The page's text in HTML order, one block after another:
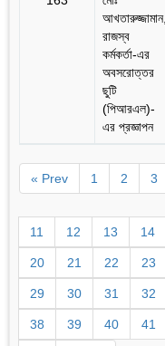
আখতারুজ্জামান,
রাজস্ব
কর্মকর্তা-এর
অবসরোত্তর
ছুটি
(পিআরএল)-
এর প্রজ্ঞাপন
« Prev 1 2 3
11 12 13 14
20 21 22 23
29 30 31 32
38 39 40 41